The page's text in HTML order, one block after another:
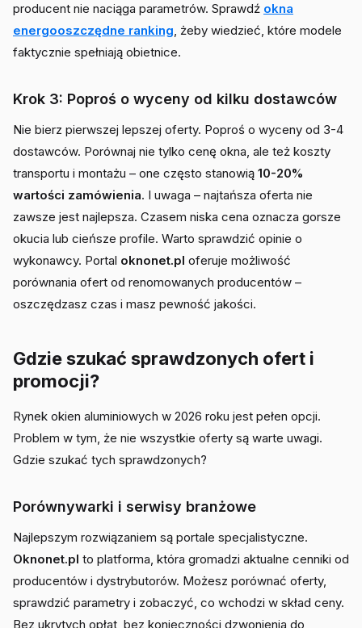
producent nie naciąga parametrów. Sprawdź okna
energooszczędne ranking, żeby wiedzieć, które modele
faktycznie spełniają obietnice.
Krok 3: Poproś o wyceny od kilku dostawców
Nie bierz pierwszej lepszej oferty. Poproś o wyceny od 3-4
dostawców. Porównaj nie tylko cenę okna, ale też koszty
transportu i montażu – one często stanowią 10-20%
wartości zamówienia. I uwaga – najtańsza oferta nie
zawsze jest najlepsza. Czasem niska cena oznacza gorsze
okucia lub cieńsze profile. Warto sprawdzić opinie o
wykonawcy. Portal oknonet.pl oferuje możliwość
porównania ofert od renomowanych producentów –
oszczędzasz czas i masz pewność jakości.
Gdzie szukać sprawdzonych ofert i
promocji?
Rynek okien aluminiowych w 2026 roku jest pełen opcji.
Problem w tym, że nie wszystkie oferty są warte uwagi.
Gdzie szukać tych sprawdzonych?
Porównywarki i serwisy branżowe
Najlepszym rozwiązaniem są portale specjalistyczne.
Oknonet.pl to platforma, która gromadzi aktualne cenniki od
producentów i dystrybutorów. Możesz porównać oferty,
sprawdzić parametry i zobaczyć, co wchodzi w skład ceny.
Bez ukrytych opłat, bez konieczności dzwonienia do